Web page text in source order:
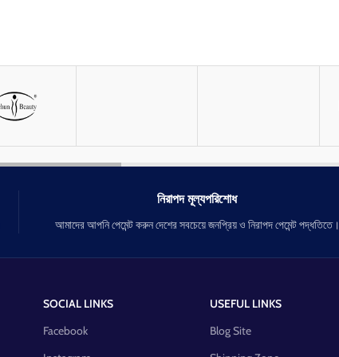
নিরাপদ মূল্যপরিশোধ
আমাদের আপনি পেমেন্ট করুন দেশের সবচেয়ে জনপ্রিয় ও নিরাপদ পেমেন্ট পদ্ধতিতে।
SOCIAL LINKS
Facebook
USEFUL LINKS
Blog Site